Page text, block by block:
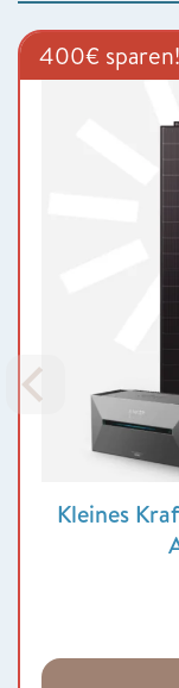
400€ sparen!
Kleines